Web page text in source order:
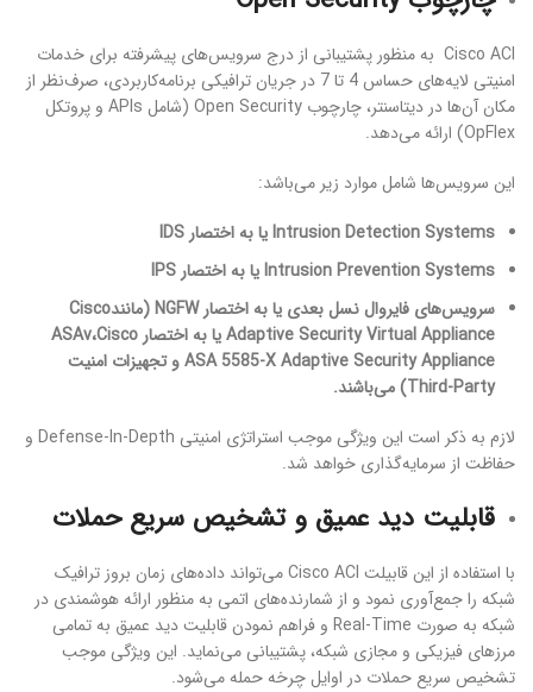
Cisco ACI به منظور پشتیبانی از درج سرویس‌های پیشرفته برای خدمات
امنیتی لایه‌های حساس 4 تا 7 در جریان ترافیکی برنامه‌کاربردی، صرف‌نظر از
مکان آن‌ها در دیتاسنتر، چارچوب Open Security (شامل APIs و پروتکل
OpFlex) ارائه می‌دهد.
این سرویس‌ها شامل موارد زیر می‌باشد:
Intrusion Detection Systems یا به اختصار IDS
Intrusion Prevention Systems یا به اختصار IPS
سرویس‌های فایروال نسل بعدی یا به اختصار NGFW (مانندCisco
Adaptive Security Virtual Appliance یا به اختصار ASAv،Cisco
ASA 5585-X Adaptive Security Appliance و تجهیزات امنیت
Third-Party) می‌باشند.
لازم به ذکر است این ویژگی موجب استراتژی امنیتی Defense-In-Depth و
حفاظت از سرمایه‌گذاری خواهد شد.
قابلیت دید عمیق و تشخیص سریع حملات
با استفاده از این قابیلت Cisco ACI می‌تواند داده‌های زمان بروز ترافیک
شبکه را جمع‌آوری نمود و از شمارنده‌های اتمی به منظور ارائه هوشمندی در
شبکه به صورت Real-Time و فراهم نمودن قابلیت دید عمیق به تمامی
مرزهای فیزیکی و مجازی شبکه، پشتیبانی می‌نماید. این ویژگی موجب
تشخیص سریع حملات در اوایل چرخه حمله می‌شود.